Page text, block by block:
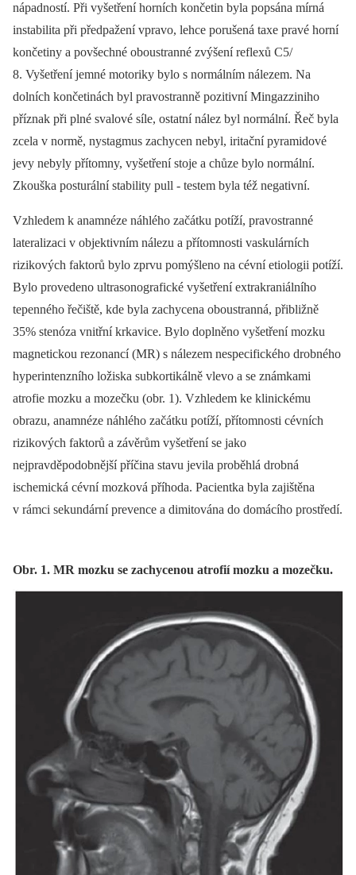
nápadností. Při vyšetření horních končetin byla popsána mírná
instabilita při předpažení vpravo, lehce porušená taxe pravé horní
končetiny a povšechné oboustranné zvýšení reflexů C5/
8. Vyšetření jemné motoriky bylo s normálním nálezem. Na
dolních končetinách byl pravostranně pozitivní Mingazziniho
příznak při plné svalové síle, ostatní nález byl normální. Řeč byla
zcela v normě, nystagmus zachycen nebyl, iritační pyramidové
jevy nebyly přítomny, vyšetření stoje a chůze bylo normální.
Zkouška posturální stability pull ‑⁠ testem byla též negativní.
Vzhledem k anamnéze náhlého začátku potíží, pravostranné
lateralizaci v objektivním nálezu a přítomnosti vaskulárních
rizikových faktorů bylo zprvu pomýšleno na cévní etiologii potíží.
Bylo provedeno ultrasonografické vyšetření extrakraniálního
tepenného řečiště, kde byla zachycena oboustranná, přibližně
35% stenóza vnitřní krkavice. Bylo doplněno vyšetření mozku
magnetickou rezonancí (MR) s nálezem nespecifického drobného
hyperintenzního ložiska subkortikálně vlevo a se známkami
atrofie mozku a mozečku (obr. 1). Vzhledem ke klinickému
obrazu, anamnéze náhlého začátku potíží, přítomnosti cévních
rizikových faktorů a závěrům vyšetření se jako
nejpravděpodobnější příčina stavu jevila proběhlá drobná
ischemická cévní mozková příhoda. Pacientka byla zajištěna
v rámci sekundární prevence a dimitována do domácího prostředí.
Obr. 1. MR mozku se zachycenou atrofií mozku a mozečku.